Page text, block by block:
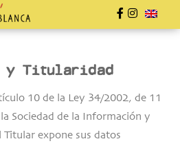
y Titularidad
10 de la Ley 34/2002, de 11
Sociedad de la Información y
Titular expone sus datos